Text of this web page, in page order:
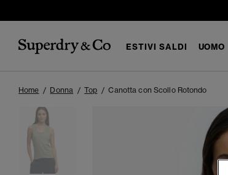
ESTIVI SALDI UOMO
Home Donna Top Canotta con Scollo Rotondo